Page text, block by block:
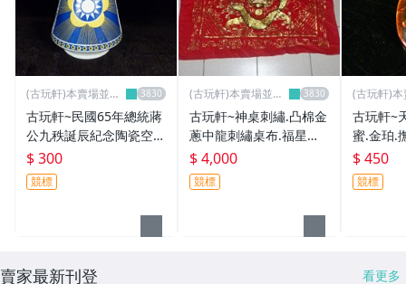
(古玩軒)本賣場並無
古玩軒~民國65年總統蔣
公九秩誕辰紀念陶瓷空酒
瓶 紀念酒瓶~PPP180
$ 300
競標
(古玩軒)本賣場並無
古玩軒~神桌刺繡.凸棉金
蔥中龍刺繡桌布.福星高
照中龍凸繡.福星高照中
龍刺繡桌裙(非福祿壽八
仙彩)EEE676
$ 4,000
競標
(古玩軒)
古玩軒~
蜜.金珀.
金紅珀.
項鍊.KHK
$ 450
競標
賣家最新刊登 看更多